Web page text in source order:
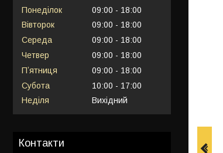
Понеділок 09:00
18:00
Вівторок
09:00
18:00
Середа
09:00
18:00
Четвер
09:00
18:00
Пʼятниця
09:00
18:00
Субота
10:00
17:00
Неділя
Вихідний
Контакти